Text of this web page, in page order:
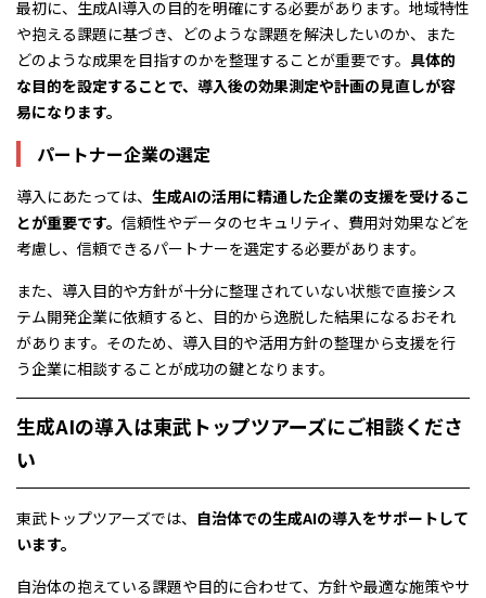
最初に、生成AI導入の目的を明確にする必要があります。地域特性
や抱える課題に基づき、どのような課題を解決したいのか、また
どのような成果を目指すのかを整理することが重要です。 具体的
な目的を設定することで、導入後の効果測定や計画の見直しが容
易になります。
パートナー企業の選定
導入にあたっては、 生成AIの活用に精通した企業の支援を受けるこ
とが重要です。 信頼性やデータのセキュリティ、費用対効果などを
考慮し、信頼できるパートナーを選定する必要があります。
また、導入目的や方針が十分に整理されていない状態で直接シス
テム開発企業に依頼すると、目的から逸脱した結果になるおそれ
があります。そのため、導入目的や活用方針の整理から支援を行
う企業に相談することが成功の鍵となります。
生成AIの導入は東武トップツアーズにご相談くださ
い
東武トップツアーズでは、 自治体での生成AIの導入をサポートして
います。
自治体の抱えている課題や目的に合わせて、方針や最適な施策やサ